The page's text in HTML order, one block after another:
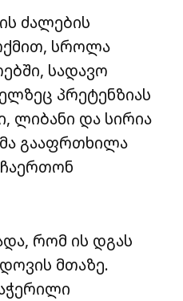
ძალების
სროლა
სადავო
პრეტენზიას
ლიბანი და სირია
გააფრთხილა
რომ ის დგას
მთაზე.